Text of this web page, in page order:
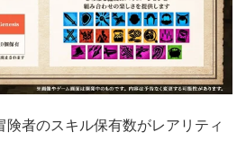
者のスキル保有数がレアリティ